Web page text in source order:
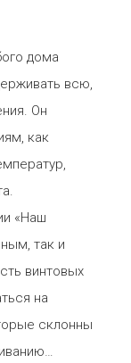
дома
всю,
Он
как
«Наш
так и
винтовых
на
склонны